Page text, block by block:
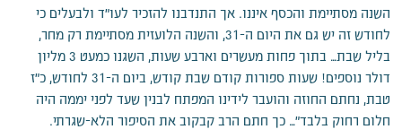
השנה מסתיימת והכסף איננו. אך התנדבנו להזכיר לעו"ד ולבעלים כי
לחודש זה יש גם את היום ה-31, והשנה הלועזית מסתיימת רק מחר,
בליל שבת… בתוך פחות מעשרים וארבע שעות, השגנו כמעט 3 מליון
דולר נוספים! שעות ספורות קודם שבת קודש, ביום ה-31 לחודש, כ"ז
טבת, נחתם החוזה והועבר לידינו המפתח לבנין שעד לפני יממה היה
חלום רחוק בלבד"… כך חתם הרב קבקוב את הסיפור הלא-שגרתי.